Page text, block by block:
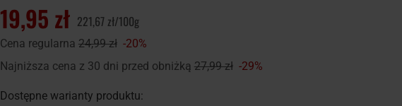
19,95 zł 221,67 zł/100g
Cena regularna 24,99 zł -20%
Najniższa cena z 30 dni przed obniżką 27,99 zł -29%
Dostępne warianty produktu: